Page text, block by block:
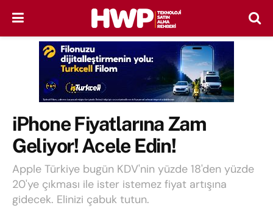
iPhone Fiyatlarına Zam
Geliyor! Acele Edin!
Apple Türkiye bugün KDV'nin yüzde 18'den yüzde
20'ye çıkması ile ister istemez fiyat artışına
gidecek. Elinizi çabuk tutun.